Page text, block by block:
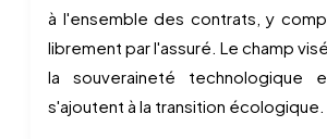
à l'ensemble des contrats, y
librement par l'assuré. Le champ
la souveraineté technologique
s'ajoutent à la transition écologique.